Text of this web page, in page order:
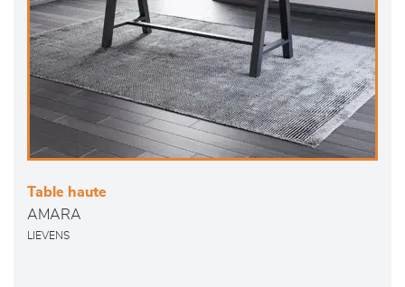
Table haute
AMARA
LIEVENS